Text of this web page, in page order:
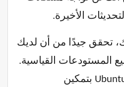
الأخيرة.
تحقق جيدًا من أن لديك
المستودعات القياسية.
عادةً ما يقوم مُثبِّت Ubuntu بتمكين